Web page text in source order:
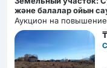
және балалар ойын
стройтельства
детского игрового
Аукцион на